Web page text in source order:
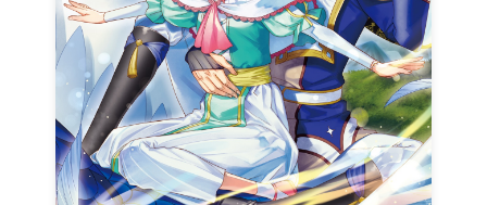
オーバーラップノベルスf
ロサージュノベルス